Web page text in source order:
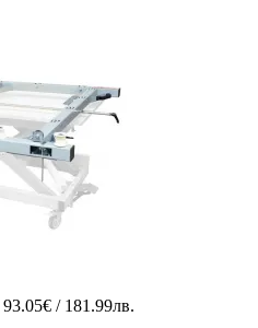
93.05€ / 181.99лв.